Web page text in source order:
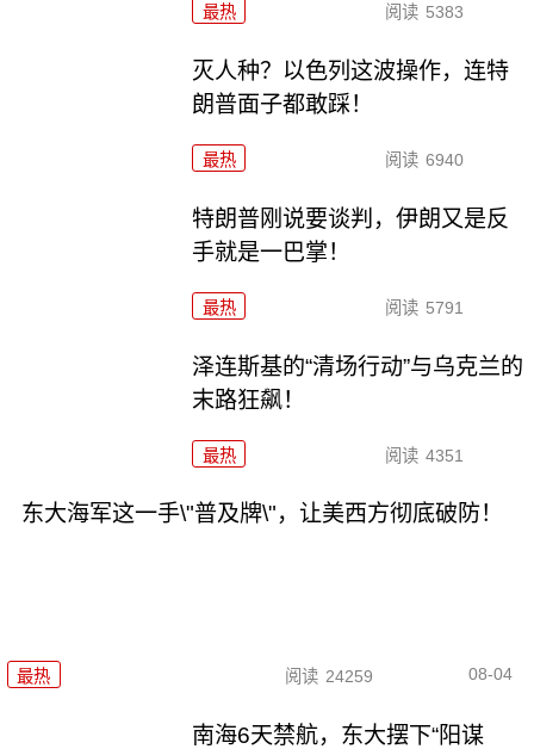
最热 阅读 5383
灭人种？以色列这波操作，连特
朗普面子都敢踩！
最热 阅读 6940
特朗普刚说要谈判，伊朗又是反
手就是一巴掌！
最热 阅读 5791
泽连斯基的“清场行动”与乌克兰的
末路狂飙！
最热 阅读 4351
东大海军这一手\"普及牌\"，让美西方彻底破防！
最热 阅读 24259 08-04
南海6天禁航，东大摆下“阳谋